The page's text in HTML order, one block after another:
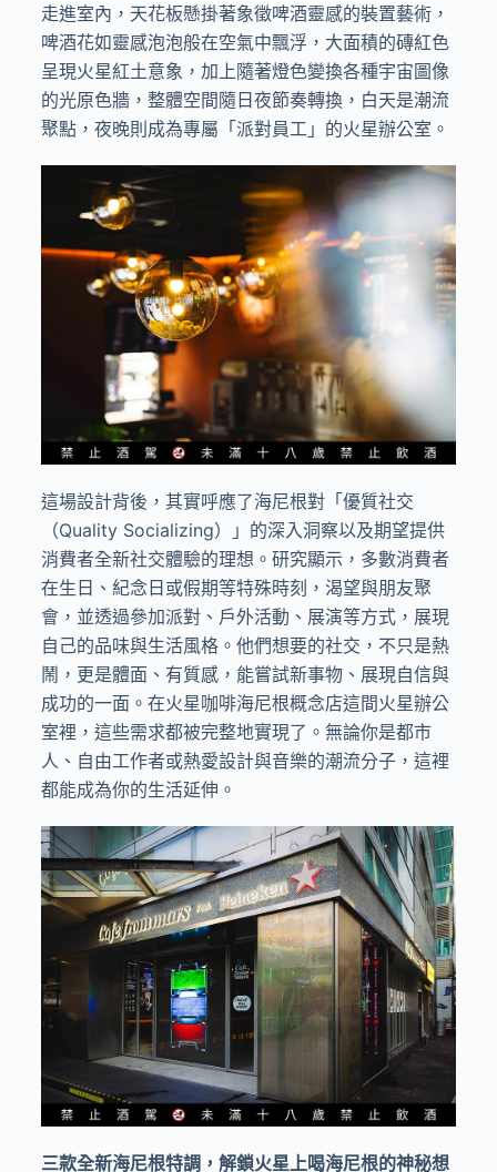
走進室內，天花板懸掛著象徵啤酒靈感的裝置藝術，
啤酒花如靈感泡泡般在空氣中飄浮，大面積的磚紅色
呈現火星紅土意象，加上隨著燈色變換各種宇宙圖像
的光原色牆，整體空間隨日夜節奏轉換，白天是潮流
聚點，夜晚則成為專屬「派對員工」的火星辦公室。
這場設計背後，其實呼應了海尼根對「優質社交
（Quality Socializing）」的深入洞察以及期望提供
消費者全新社交體驗的理想。研究顯示，多數消費者
在生日、紀念日或假期等特殊時刻，渴望與朋友聚
會，並透過參加派對、戶外活動、展演等方式，展現
自己的品味與生活風格。他們想要的社交，不只是熱
鬧，更是體面、有質感，能嘗試新事物、展現自信與
成功的一面。在火星咖啡海尼根概念店這間火星辦公
室裡，這些需求都被完整地實現了。無論你是都市
人、自由工作者或熱愛設計與音樂的潮流分子，這裡
都能成為你的生活延伸。
三款全新海尼根特調，解鎖火星上喝海尼根的神秘想